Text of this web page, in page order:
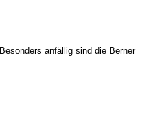
anfällig sind die Berner